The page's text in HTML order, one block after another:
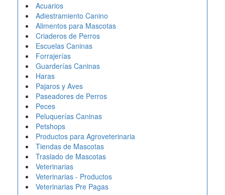
Acuarios
Adiestramiento Canino
Alimentos para Mascotas
Criaderos de Perros
Escuelas Caninas
Forrajerías
Guarderías Caninas
Haras
Pajaros y Aves
Paseadores de Perros
Peces
Peluquerías Caninas
Petshops
Productos para Agroveterinaria
Tiendas de Mascotas
Traslado de Mascotas
Veterinarias
Veterinarias - Productos
Veterinarias Pre Pagas